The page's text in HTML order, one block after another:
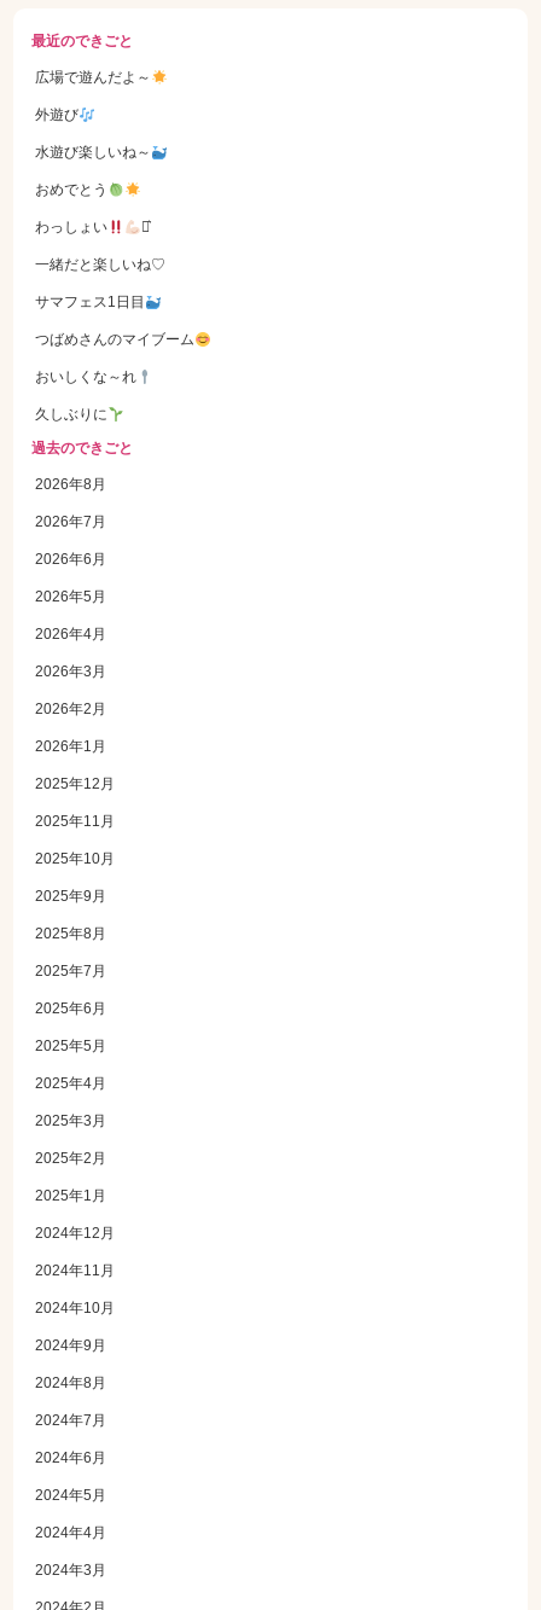
最近のできごと
広場で遊んだよ～
外遊び
水遊び楽しいね～
おめでとう
わっしょい ⋆͛
一緒だと楽しいね♡
サマフェス1日目
つばめさんのマイブーム
おいしくな～れ
久しぶりに
過去のできごと
2026年8月
2026年7月
2026年6月
2026年5月
2026年4月
2026年3月
2026年2月
2026年1月
2025年12月
2025年11月
2025年10月
2025年9月
2025年8月
2025年7月
2025年6月
2025年5月
2025年4月
2025年3月
2025年2月
2025年1月
2024年12月
2024年11月
2024年10月
2024年9月
2024年8月
2024年7月
2024年6月
2024年5月
2024年4月
2024年3月